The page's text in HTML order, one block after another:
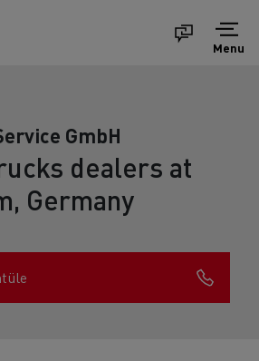
Menu
GmbH
dealers at
Germany